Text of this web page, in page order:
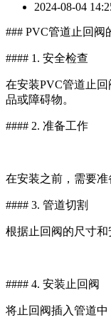
2024-08-04
### PVC管道止回阀
#### 1. 安全检查
在安装PVC管道止
品或障碍物。
#### 2. 准备工作
在安装之前，需要
#### 3. 管道切割
根据止回阀的尺寸
#### 4. 安装止回阀
将止回阀插入管道